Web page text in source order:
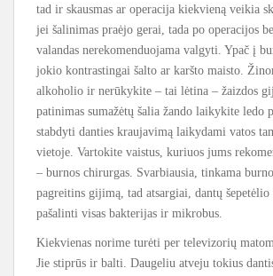
tad ir skausmas ar operacija kiekvieną veikia
jei šalinimas praėjo gerai, tada po operacijos
valandas nerekomenduojama valgyti. Ypač į
jokio kontrastingai šalto ar karšto maisto.
alkoholio ir nerūkykite – tai lėtina – žaizdos
patinimas sumažėtų šalia žando laikykite ledo
stabdyti danties kraujavimą laikydami vatos
vietoje. Vartokite vaistus, kuriuos jums
– burnos chirurgas. Svarbiausia, tinkama
pagreitins gijimą, tad atsargiai, dantų šepetėlio
pašalinti visas bakterijas ir mikrobus.
Kiekvienas norime turėti per televizorių
Jie stiprūs ir balti. Daugeliu atveju tokius